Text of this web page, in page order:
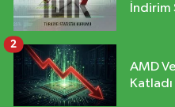
İndirim
AMD
Katladı
2